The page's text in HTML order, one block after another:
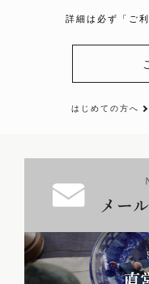
詳細は必ず「ご
はじめての方へ